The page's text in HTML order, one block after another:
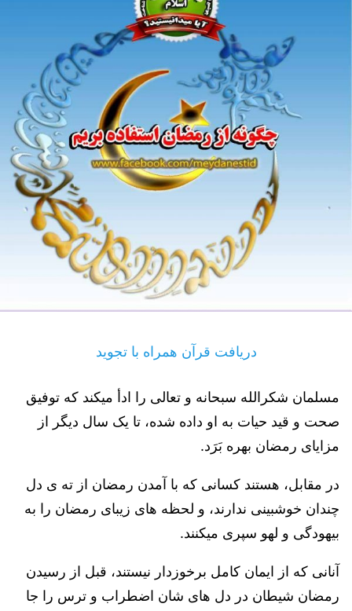
دریافت قرآن همراه با تجوید
مسلمان شکرالله سبحانه و تعالی را ادأ میکند که توفیق
صحت و قید حیات به او داده شده، تا یک سال دیگر از
مزایای رمضان بهره بَرَد.
در مقابل، هستند کسانی که با آمدن رمضان از ته ی دل
چندان خوشبینی ندارند، و لحظه های زیبای رمضان را به
بیهودگی و لهو سپری میکنند.
آنانی که از ایمان کامل برخوزدار نیستند، قبل از رسیدن
رمضان شیطان در دل های شان اضطراب و ترس را جا